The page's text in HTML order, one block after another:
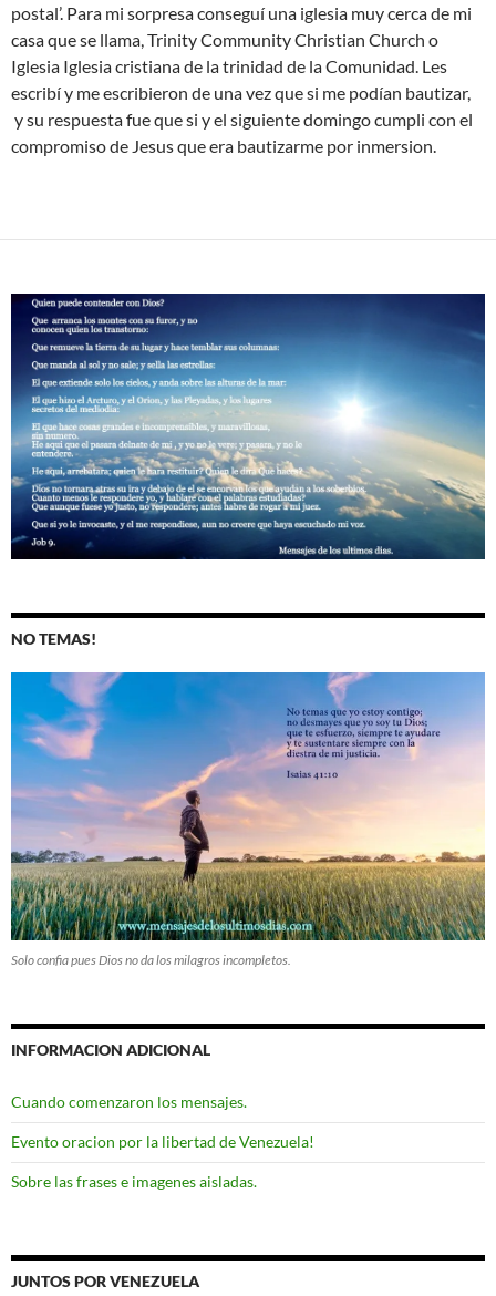
postal’. Para mi sorpresa conseguí una iglesia muy cerca de mi
casa que se llama, Trinity Community Christian Church o
Iglesia Iglesia cristiana de la trinidad de la Comunidad. Les
escribí y me escribieron de una vez que si me podían bautizar,
y su respuesta fue que si y el siguiente domingo cumpli con el
compromiso de Jesus que era bautizarme por inmersion.
NO TEMAS!
Solo confia pues Dios no da los milagros incompletos.
INFORMACION ADICIONAL
Cuando comenzaron los mensajes.
Evento oracion por la libertad de Venezuela!
Sobre las frases e imagenes aisladas.
JUNTOS POR VENEZUELA